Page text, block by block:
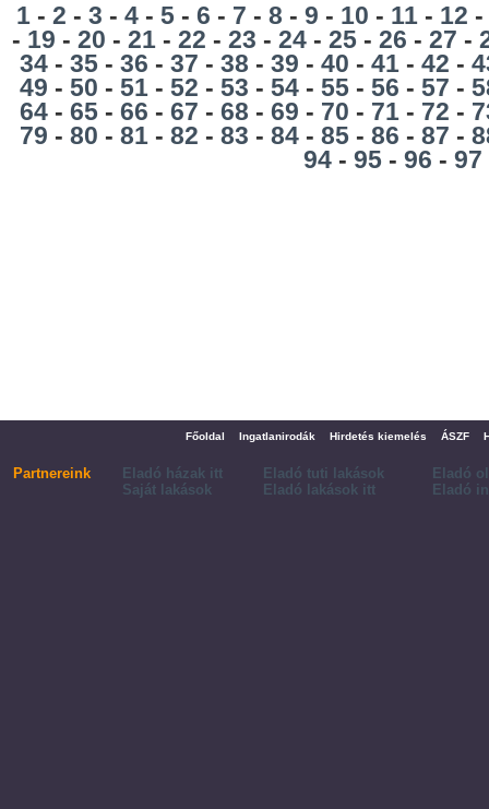
1 - 2 - 3 - 4 - 5 - 6 - 7 - 8 - 9 - 10 - 11 - 12 -
- 19 - 20 - 21 - 22 - 23 - 24 - 25 - 26 - 27 -
34 - 35 - 36 - 37 - 38 - 39 - 40 - 41 - 42 -
49 - 50 - 51 - 52 - 53 - 54 - 55 - 56 - 57 -
64 - 65 - 66 - 67 - 68 - 69 - 70 - 71 - 72 -
79 - 80 - 81 - 82 - 83 - 84 - 85 - 86 - 87 -
94 - 95 - 96 - 97
Főoldal Ingatlanirodák Hirdetés kiemelés ÁSZF
Partnereink Eladó házak itt Eladó tuti lakások
Eladó
Saját lakások
Eladó lakások itt Eladó